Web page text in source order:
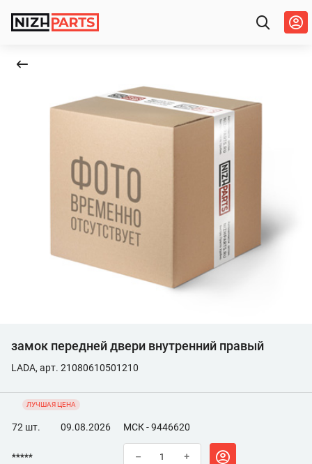
замок передней двери внутренний правый
LADA, арт. 21080610501210
ЛУЧШАЯ ЦЕНА
72 шт. 09.08.2026 МСК - 9446620
***** – +